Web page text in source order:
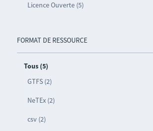
Licence Ouverte (5)
FORMAT DE RESSOURCE
Tous (5)
GTFS (2)
NeTEx (2)
csv (2)